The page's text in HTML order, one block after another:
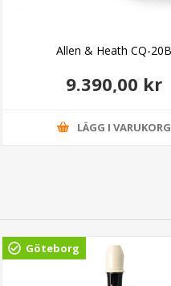
Allen & Heath CQ-
9.390,00 kr
LÄGG I VARUKORG
Göteborg